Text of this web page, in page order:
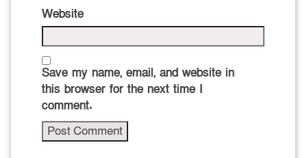
Website
Save my name, email, and website in
this browser for the next time I
comment.